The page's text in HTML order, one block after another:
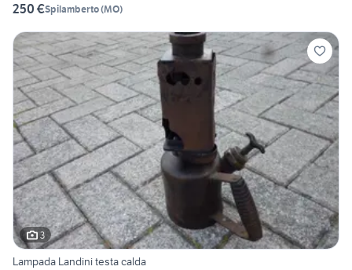
250 €Spilamberto(MO)
3
Lampada Landini testa calda